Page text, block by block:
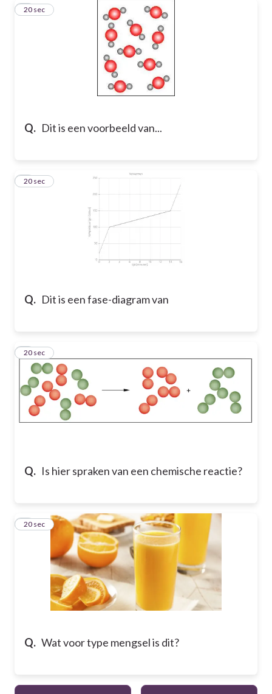
Q. Dit is een voorbeeld van...
2
20 sec
Q. Dit is een fase-diagram van
3
20 sec
Q. Is hier spraken van een chemische reactie?
4
20 sec
Q. Wat voor type mengsel is dit?
5
20 sec